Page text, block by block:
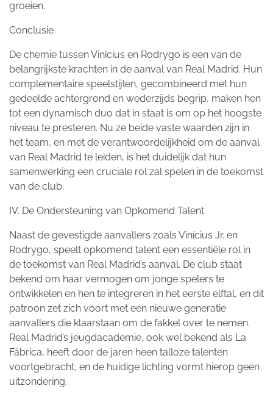
groeien.
Conclusie
De chemie tussen Vinícius en Rodrygo is een van de
belangrijkste krachten in de aanval van Real Madrid. Hun
complementaire speelstijlen, gecombineerd met hun
gedeelde achtergrond en wederzijds begrip, maken hen
tot een dynamisch duo dat in staat is om op het hoogste
niveau te presteren. Nu ze beide vaste waarden zijn in
het team, en met de verantwoordelijkheid om de aanval
van Real Madrid te leiden, is het duidelijk dat hun
samenwerking een cruciale rol zal spelen in de toekomst
van de club.
IV. De Ondersteuning van Opkomend Talent
Naast de gevestigde aanvallers zoals Vinícius Jr. en
Rodrygo, speelt opkomend talent een essentiële rol in
de toekomst van Real Madrid’s aanval. De club staat
bekend om haar vermogen om jonge spelers te
ontwikkelen en hen te integreren in het eerste elftal, en dit
patroon zet zich voort met een nieuwe generatie
aanvallers die klaarstaan om de fakkel over te nemen.
Real Madrid’s jeugdacademie, ook wel bekend als La
Fábrica, heeft door de jaren heen talloze talenten
voortgebracht, en de huidige lichting vormt hierop geen
uitzondering.